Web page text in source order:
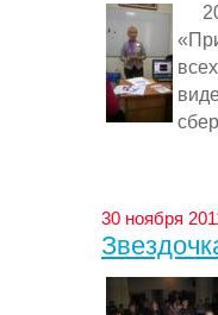
20
30 ноября